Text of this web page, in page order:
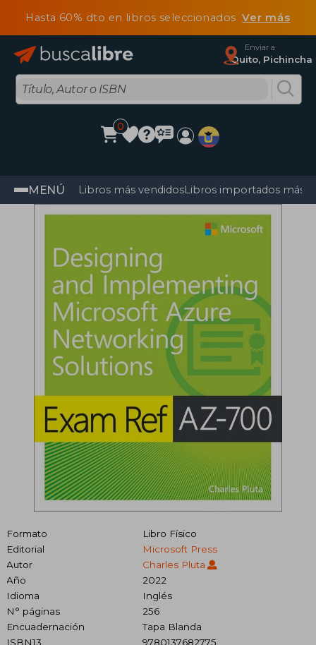
Hasta 60% dto en libros seleccionadosVer más
Enviar a
Quito, Pichincha
0
MENÚ Libros más vendidosLibros importados más
Formato
Libro Físico
Editorial
Microsoft Press
Autor
Charles Pluta
Año
2022
Idioma
Inglés
N° páginas
256
Encuadernación
Tapa Blanda
ISBN13
9780137682775